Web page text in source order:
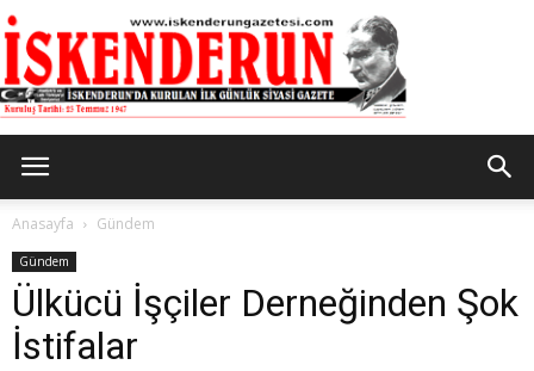
Gazetesi
Anasayfa Gündem
Gündem
Ülkücü İşçiler Derneğinden Şok
İstifalar